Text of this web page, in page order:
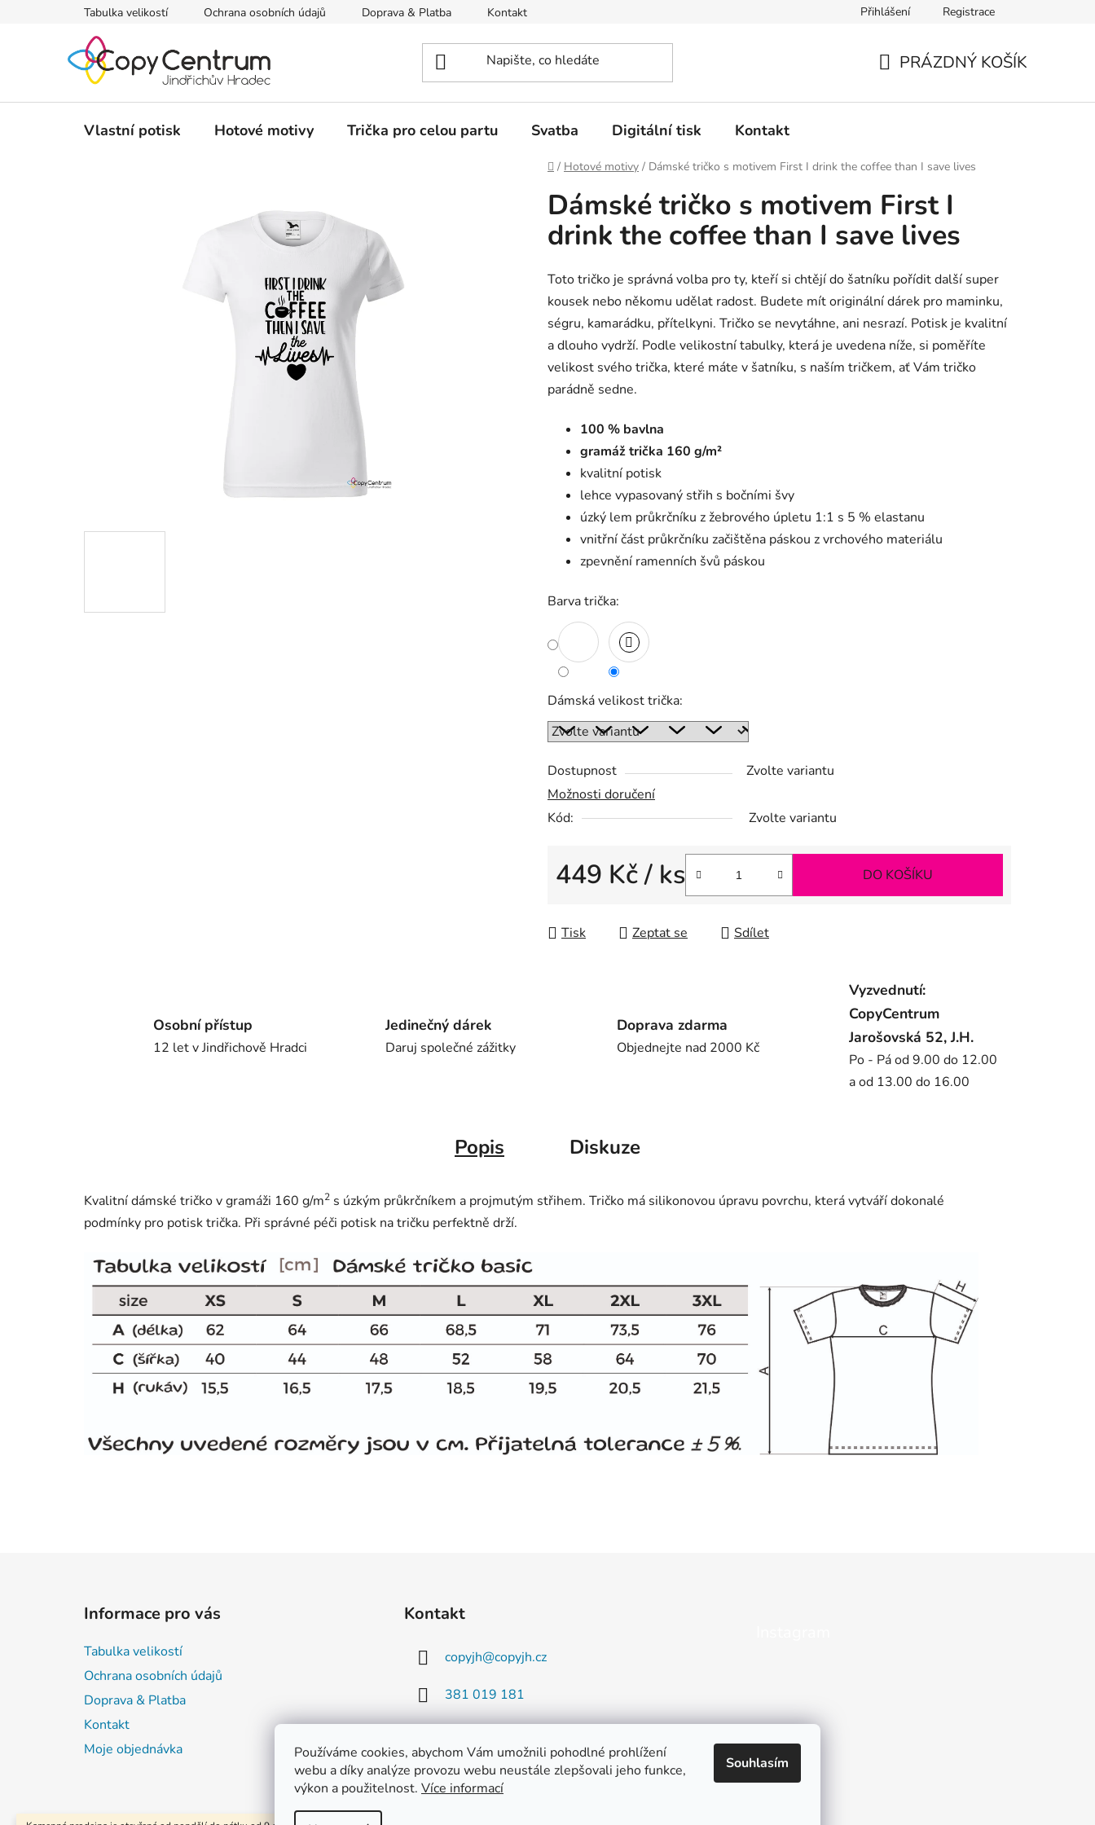
Používáme cookies, abychom Vám umožnili pohodlné prohlížení
webu a díky analýze provozu webu neustále zlepšovali jeho funkce,
výkon a použitelnost. Více informací
Souhlasím
Tabulka velikostí Ochrana osobních údajů Doprava & Platba Kontakt Přihlášení Registrace
PRÁZDNÝ KOŠÍK
Vlastní potisk Hotové motivy Trička pro celou partu Svatba Digitální tisk Kontakt
Domů
/ Hotové motivy / Dámské tričko s motivem First I drink the coffee than I save lives
Dámské tričko s motivem First I
drink the coffee than I save lives
Toto tričko je správná volba pro ty, kteří si chtějí do šatníku pořídit další super
kousek nebo někomu udělat radost. Budete mít originální dárek pro maminku,
ségru, kamarádku, přítelkyni. Tričko se nevytáhne, ani nesrazí. Potisk je kvalitní
a dlouho vydrží. Podle velikostní tabulky, která je uvedena níže, si poměříte
velikost svého trička, které máte v šatníku, s naším tričkem, ať Vám tričko
parádně sedne.
100 % bavlna
gramáž trička 160 g/m²
kvalitní potisk
lehce vypasovaný střih s bočními švy
úzký lem průkrčníku z žebrového úpletu 1:1 s 5 % elastanu
vnitřní část průkrčníku začištěna páskou z vrchového materiálu
zpevnění ramenních švů páskou
Barva trička:
Dámská velikost trička:
Dostupnost
Zvolte variantu
Možnosti doručení
Kód:
Zvolte variantu
449 Kč/ ks DO KOŠÍKU
Tisk Zeptat se Sdílet
Osobní přístup
12 let v Jindřichově Hradci
Jedinečný dárek
Daruj společné zážitky
Doprava zdarma
Objednejte nad 2000 Kč
Vyzvednutí:
CopyCentrum
Jarošovská 52, J.H.
Po - Pá od 9.00 do 12.00
a od 13.00 do 16.00
Popis Diskuze
Kvalitní dámské tričko v gramáži 160 g/m2 s úzkým průkrčníkem a projmutým střihem. Tričko má silikonovou úpravu povrchu, která vytváří dokonalé
podmínky pro potisk trička. Při správné péči potisk na tričku perfektně drží.
Informace pro vás
Tabulka velikostí
Ochrana osobních údajů
Doprava & Platba
Kontakt
Moje objednávka
Kontakt
copyjh@copyjh.cz
381 019 181